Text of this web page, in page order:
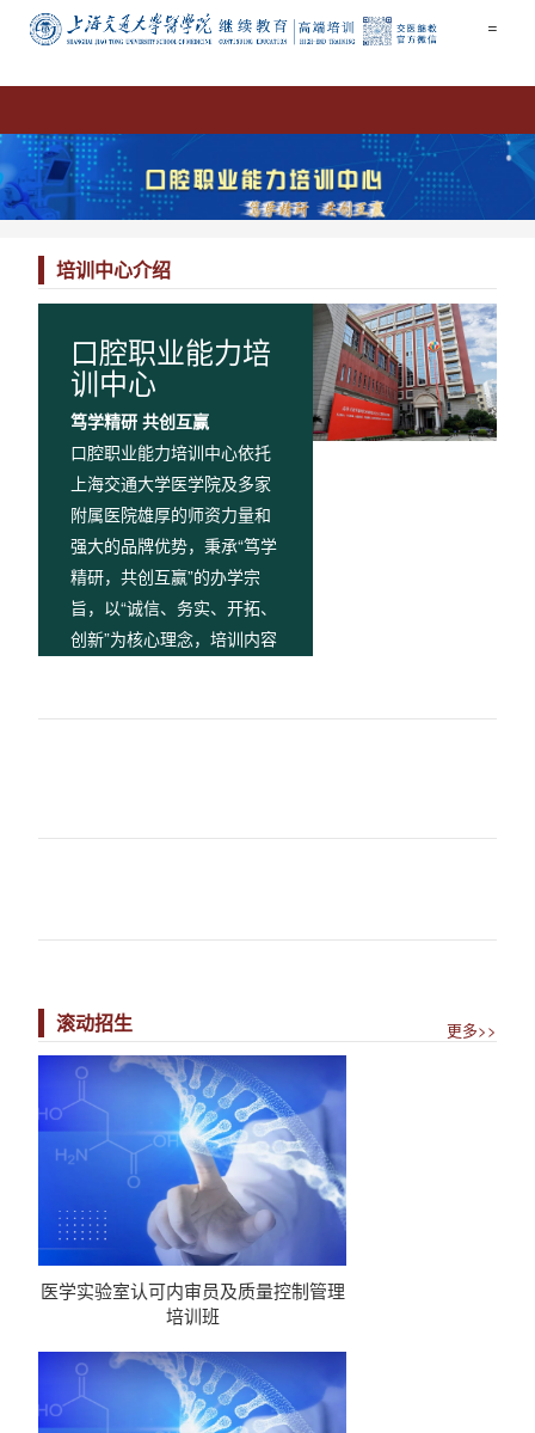
=
培训中心介绍
口腔职业能力培
训中心
笃学精研 共创互赢
口腔职业能力培训中心依托
上海交通大学医学院及多家
附属医院雄厚的师资力量和
强大的品牌优势，秉承“笃学
精研，共创互赢”的办学宗
旨，以“诚信、务实、开拓、
创新”为核心理念，培训内容
理论和实践，为口腔从业人
的提升体系，提高医疗质
量，建设口腔医生成长的一
站式学习服务平台。
滚动招生 更多>>
医学实验室认可内审员及质量控制管理
培训班